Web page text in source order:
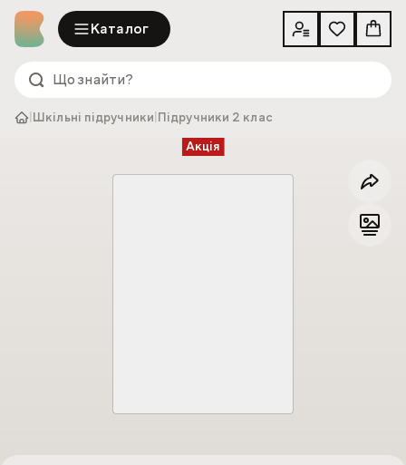
Каталог
Шкільні підручники Підручники 2 клас
Акція